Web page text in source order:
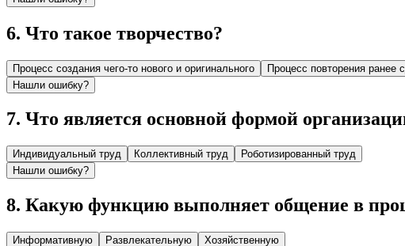
6. Что такое творчество?
Процесс создания чего-то нового и оригинального Процесс повторения ранее
Нашли ошибку?
7. Что является основной формой
Индивидуальный труд Коллективный труд
Роботизированный труд
Нашли ошибку?
8. Какую функцию выполняет общение в
Информативную Развлекательную
Хозяйственную